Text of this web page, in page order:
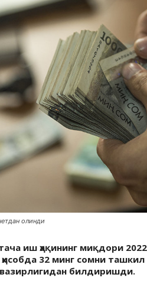
олинди
иш ҳақининг миқдори
32 минг сомни ташкил
билдиришди.